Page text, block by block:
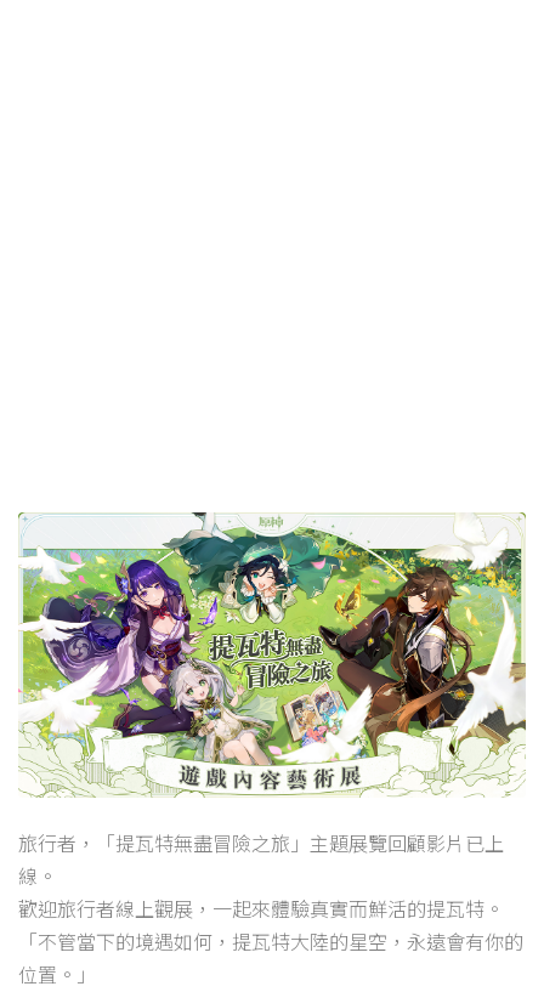
旅行者，「提瓦特無盡冒險之旅」主題展覽回顧影片已上
線。
歡迎旅行者線上觀展，一起來體驗真實而鮮活的提瓦特。
「不管當下的境遇如何，提瓦特大陸的星空，永遠會有你的
位置。」